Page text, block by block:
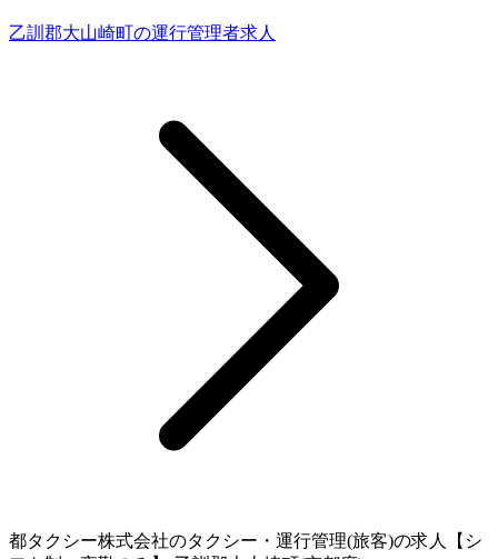
乙訓郡大山崎町の運行管理者求人
都タクシー株式会社のタクシー・運行管理(旅客)の求人【シ